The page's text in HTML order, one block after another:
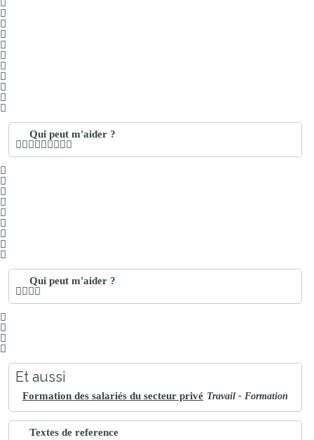
Qui peut m'aider ?
Qui peut m'aider ?
Et aussi
Formation des salariés du secteur privé Travail - Formation
Textes de reference